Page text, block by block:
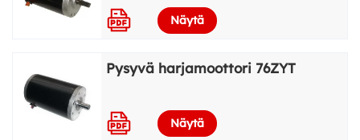
Näytä
Pysyvä harjamoottori 76ZYT
Näytä